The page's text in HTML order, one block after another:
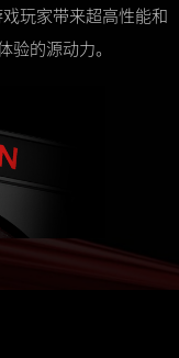
戏玩家带来超高性能和
的源动力。